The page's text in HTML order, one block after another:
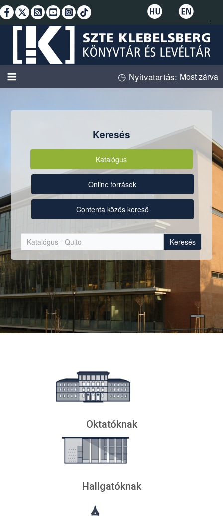
Skip
to
content
◷ Nyitvatartás: Most zárva
Keresés
Katalógus
Online források
Contenta közös kereső
Keresés
Oktatóknak
Hallgatóknak